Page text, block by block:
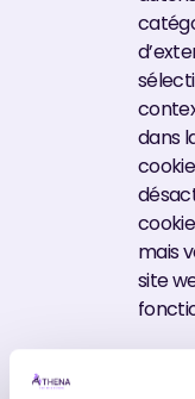
dans
mais
site